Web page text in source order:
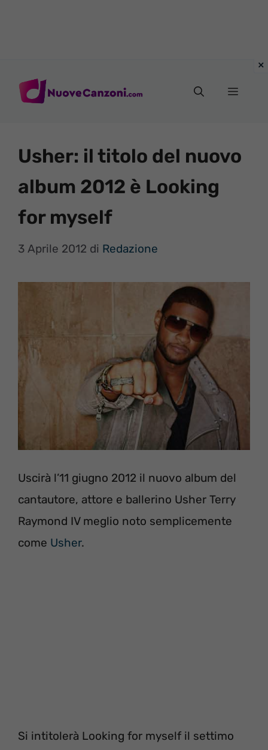
Menu
Usher: il titolo del nuovo
album 2012 è Looking
for myself
3 Aprile 2012 di Redazione
Uscirà l’11 giugno 2012 il nuovo album del
cantautore, attore e ballerino Usher Terry
Raymond IV meglio noto semplicemente
come Usher.
Si intitolerà Looking for myself il settimo